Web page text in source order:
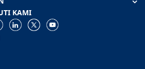
KAMI